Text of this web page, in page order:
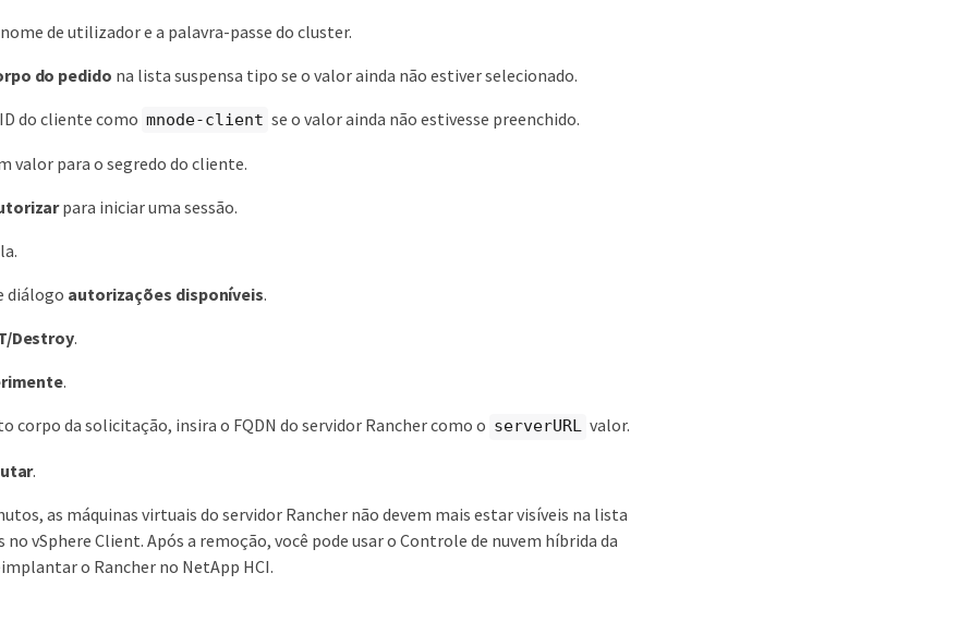
de utilizador e a palavra-passe do cluster.
do pedido na lista suspensa tipo se o valor ainda não estiver selecionado.
do cliente como mnode-client se o valor ainda não estivesse preenchido.
valor para o segredo do cliente.
para iniciar uma sessão.
diálogo autorizações disponíveis.
Destroy.
.
corpo da solicitação, insira o FQDN do servidor Rancher como o serverURL valor.
.
as máquinas virtuais do servidor Rancher não devem mais estar visíveis na lista
no vSphere Client. Após a remoção, você pode usar o Controle de nuvem híbrida da
o Rancher no NetApp HCI.